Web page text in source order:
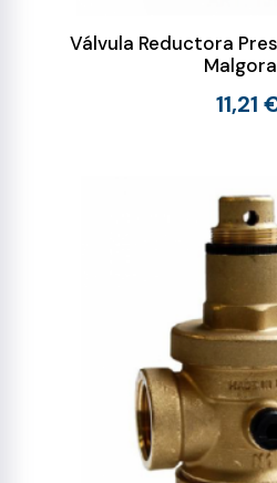
Válvula Reductora
11,21